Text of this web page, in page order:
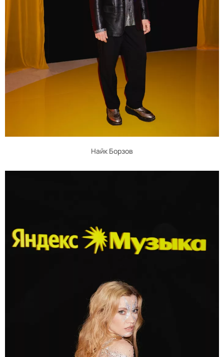
Найк Борзов